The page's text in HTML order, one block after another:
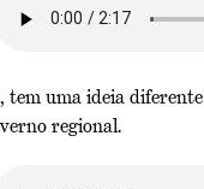
uma ideia
regional.